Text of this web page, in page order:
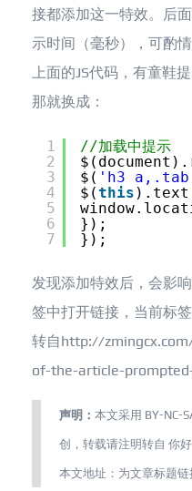
接都添加这一特效。后
示时间（毫秒），可酌情
上面的JS代码，有童鞋
那就换成：
1
2
3
4
5
6
7
//加载中提示
$( 'h3
$(this
});
});
发现添加特效后，会影
签中打开链接，当前标
转自http://
of-the-article-
声明： 本文采用 BY-NC-
创，转载请注明转自 你
本文地址： 为文章标题